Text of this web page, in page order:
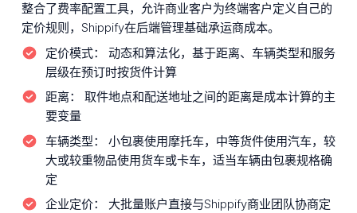
整合了费率配置工具，允许商业客户为终端客户定义自己的
定价规则，Shippify在后端管理基础承运商成本。
定价模式：
动态和算法化，基于距离、车辆类型和服务
层级在预订时按货件计算
距离：
取件地点和配送地址之间的距离是成本计算的主
要变量
车辆类型：
小包裹使用摩托车，中等货件使用汽车，较
大或较重物品使用货车或卡车，适当车辆由包裹规格确
定
企业定价：
大批量账户直接与Shippify商业团队协商定